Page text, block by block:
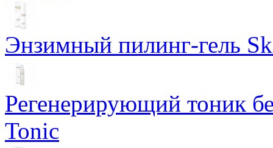
Энзимный пилинг-гель
Регенерирующий тоник
Tonic